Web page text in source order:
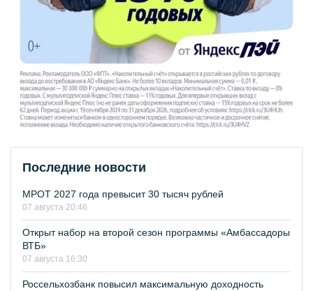
Последние новости
МРОТ 2027 года превысит 30 тысяч рублей
07 августа 20:46
Открыт набор на второй сезон программы «Амбассадоры
ВТБ»
07 августа 16:30
Россельхозбанк повысил максимальную доходность